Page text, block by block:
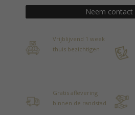
Neem contact
Vrijblijvend 1 week
thuis bezichtigen
Gratis aflevering
binnen de randstad